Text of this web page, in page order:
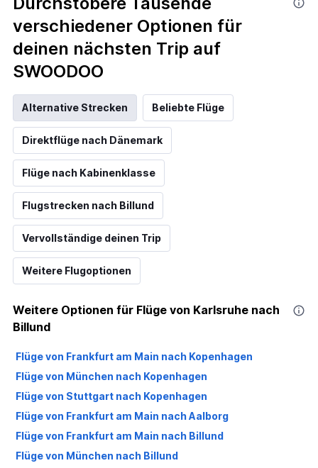
verschiedener Optionen für
deinen nächsten Trip auf
SWOODOO
Alternative Strecken Beliebte Flüge
Direktflüge nach Dänemark
Flüge nach Kabinenklasse
Flugstrecken nach Billund
Vervollständige deinen Trip
Weitere Flugoptionen
Weitere Optionen für Flüge von Karlsruhe nach
Billund
Flüge von Frankfurt am Main nach Kopenhagen
Flüge von München nach Kopenhagen
Flüge von Stuttgart nach Kopenhagen
Flüge von Frankfurt am Main nach Aalborg
Flüge von Frankfurt am Main nach Billund
Flüge von München nach Billund